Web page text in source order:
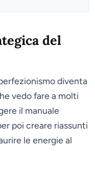
del
diventa
vedo fare a molti
il manuale
poi creare riassunti
le energie al